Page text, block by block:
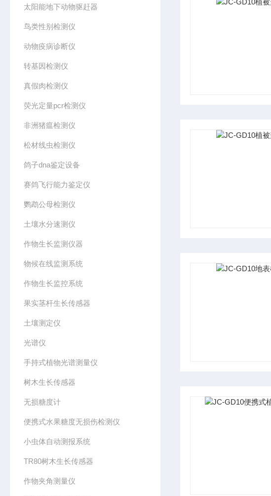
太阳能地下动物驱赶器
鸟类性别检测仪
动物疫病诊断仪
转基因检测仪
真假肉检测仪
荧光定量pcr检测仪
非洲猪瘟检测仪
松材线虫检测仪
鸽子dna鉴定设备
赛鸽飞行能力鉴定仪
鹦鹉公母检测仪
土壤水分速测仪
作物生长监测仪器
物候在线监测系统
作物生长监控系统
果实茎杆生长传感器
土壤测定仪
光谱仪
手持式植物光谱测量仪
树木生长传感器
无损糖度计
便携式水果糖度无损伤检测仪
小虫体自动测报系统
TR80树木生长传感器
作物夹角测量仪